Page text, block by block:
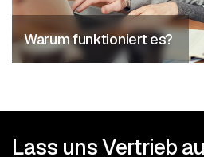
Warum funktioniert es?
Lass uns Vertrieb